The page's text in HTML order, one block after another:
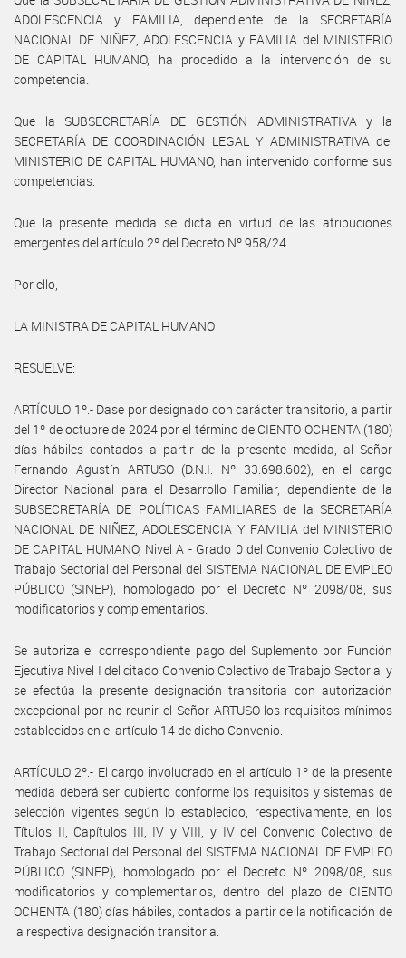
ADOLESCENCIA y FAMILIA, dependiente de la SECRETARÍA
NACIONAL DE NIÑEZ, ADOLESCENCIA y FAMILIA del MINISTERIO
DE CAPITAL HUMANO, ha procedido a la intervención de su
competencia.
Que la SUBSECRETARÍA DE GESTIÓN ADMINISTRATIVA y la
SECRETARÍA DE COORDINACIÓN LEGAL Y ADMINISTRATIVA del
MINISTERIO DE CAPITAL HUMANO, han intervenido conforme sus
competencias.
Que la presente medida se dicta en virtud de las atribuciones
emergentes del artículo 2º del Decreto Nº 958/24.
Por ello,
LA MINISTRA DE CAPITAL HUMANO
RESUELVE:
ARTÍCULO 1º.- Dase por designado con carácter transitorio, a partir
del 1º de octubre de 2024 por el término de CIENTO OCHENTA (180)
días hábiles contados a partir de la presente medida, al Señor
Fernando Agustín ARTUSO (D.N.I. Nº 33.698.602), en el cargo
Director Nacional para el Desarrollo Familiar, dependiente de la
SUBSECRETARÍA DE POLÍTICAS FAMILIARES de la SECRETARÍA
NACIONAL DE NIÑEZ, ADOLESCENCIA Y FAMILIA del MINISTERIO
DE CAPITAL HUMANO, Nivel A - Grado 0 del Convenio Colectivo de
Trabajo Sectorial del Personal del SISTEMA NACIONAL DE EMPLEO
PÚBLICO (SINEP), homologado por el Decreto Nº 2098/08, sus
modificatorios y complementarios.
Se autoriza el correspondiente pago del Suplemento por Función
Ejecutiva Nivel I del citado Convenio Colectivo de Trabajo Sectorial y
se efectúa la presente designación transitoria con autorización
excepcional por no reunir el Señor ARTUSO los requisitos mínimos
establecidos en el artículo 14 de dicho Convenio.
ARTÍCULO 2º.- El cargo involucrado en el artículo 1º de la presente
medida deberá ser cubierto conforme los requisitos y sistemas de
selección vigentes según lo establecido, respectivamente, en los
Títulos II, Capítulos III, IV y VIII, y IV del Convenio Colectivo de
Trabajo Sectorial del Personal del SISTEMA NACIONAL DE EMPLEO
PÚBLICO (SINEP), homologado por el Decreto Nº 2098/08, sus
modificatorios y complementarios, dentro del plazo de CIENTO
OCHENTA (180) días hábiles, contados a partir de la notificación de
la respectiva designación transitoria.